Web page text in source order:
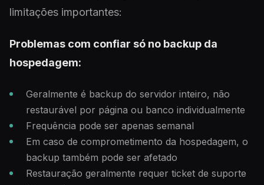
limitações importantes:
Problemas com confiar só no backup da
hospedagem:
Geralmente é backup do servidor inteiro, não
restaurável por página ou banco individualmente
Frequência pode ser apenas semanal
Em caso de comprometimento da hospedagem, o
backup também pode ser afetado
Restauração geralmente requer ticket de suporte